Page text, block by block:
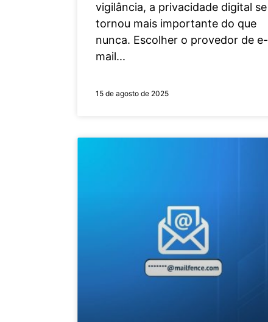
vigilância, a privacidade digital se
tornou mais importante do que
nunca. Escolher o provedor de e-
mail
15 de agosto de 2025